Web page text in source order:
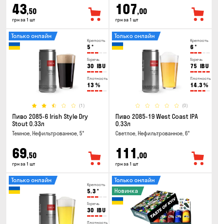
43,50
грн за 1 шт
107,00
грн за 1 шт
Крепость
5 °
Горечь
30 IBU
Плотность
13 %
(1)
Только онлайн
Пиво 2085-6 Irish Style Dry
Stout 0.33л
Темное, Нефильтрованное, 5°
69,50
грн за 1 шт
Крепость
6 °
Горечь
75 IBU
Плотность
14.3%
(0)
Только онлайн
Пиво 2085-19 West Coast IPA
0.33л
Светлое, Нефильтрованное, 6°
111 ,00
грн за 1 шт
Крепость
5.3°
Горечь
30 IBU
Плотность
Только онлайн
Только онлайн
Новинка